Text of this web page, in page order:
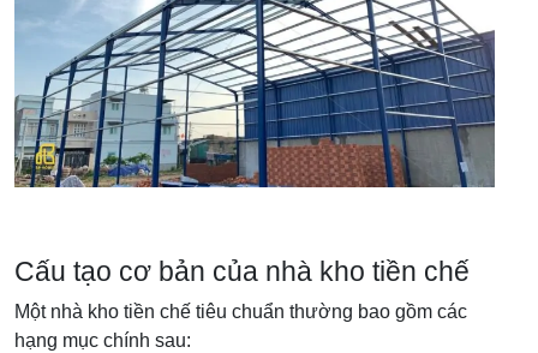
Cấu tạo cơ bản của nhà kho tiền chế
Một nhà kho tiền chế tiêu chuẩn thường bao gồm các
hạng mục chính sau: